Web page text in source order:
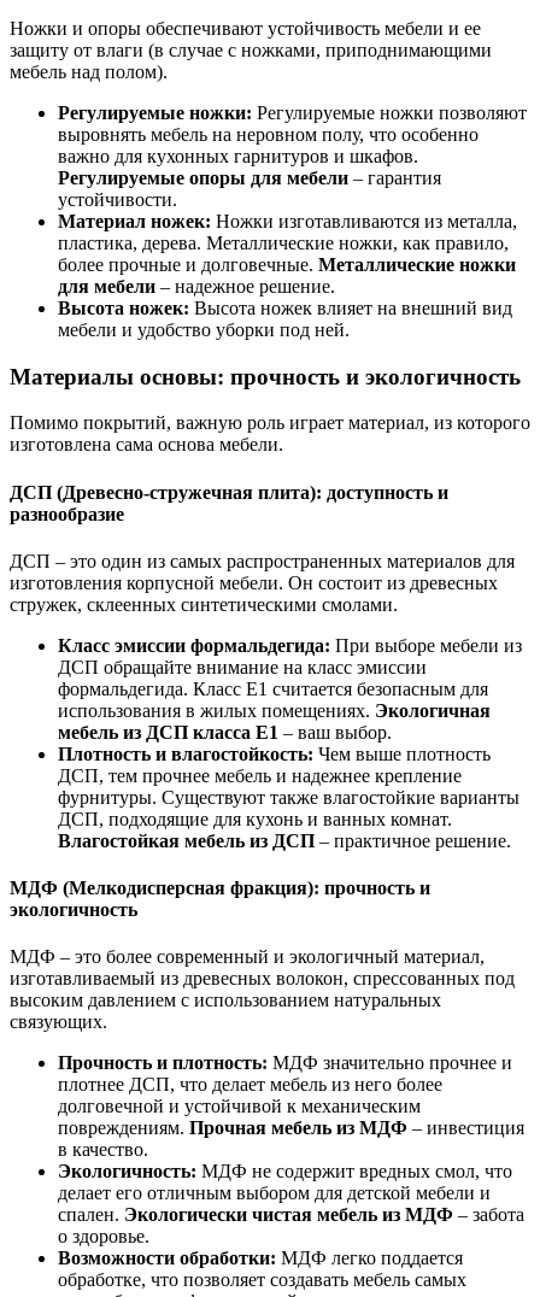
Ножки и опоры обеспечивают устойчивость мебели и ее
защиту от влаги (в случае с ножками, приподнимающими
мебель над полом).
Регулируемые ножки: Регулируемые ножки позволяют
выровнять мебель на неровном полу, что особенно
важно для кухонных гарнитуров и шкафов.
Регулируемые опоры для мебели – гарантия
устойчивости.
Материал ножек: Ножки изготавливаются из металла,
пластика, дерева. Металлические ножки, как правило,
более прочные и долговечные. Металлические ножки
для мебели – надежное решение.
Высота ножек: Высота ножек влияет на внешний вид
мебели и удобство уборки под ней.
Материалы основы: прочность и экологичность
Помимо покрытий, важную роль играет материал, из которого
изготовлена сама основа мебели.
ДСП (Древесно-стружечная плита): доступность и
разнообразие
ДСП – это один из самых распространенных материалов для
изготовления корпусной мебели. Он состоит из древесных
стружек, склеенных синтетическими смолами.
Класс эмиссии формальдегида: При выборе мебели из
ДСП обращайте внимание на класс эмиссии
формальдегида. Класс Е1 считается безопасным для
использования в жилых помещениях. Экологичная
мебель из ДСП класса Е1 – ваш выбор.
Плотность и влагостойкость: Чем выше плотность
ДСП, тем прочнее мебель и надежнее крепление
фурнитуры. Существуют также влагостойкие варианты
ДСП, подходящие для кухонь и ванных комнат.
Влагостойкая мебель из ДСП – практичное решение.
МДФ (Мелкодисперсная фракция): прочность и
экологичность
МДФ – это более современный и экологичный материал,
изготавливаемый из древесных волокон, спрессованных под
высоким давлением с использованием натуральных
связующих.
Прочность и плотность: МДФ значительно прочнее и
плотнее ДСП, что делает мебель из него более
долговечной и устойчивой к механическим
повреждениям. Прочная мебель из МДФ – инвестиция
в качество.
Экологичность: МДФ не содержит вредных смол, что
делает его отличным выбором для детской мебели и
спален. Экологически чистая мебель из МДФ – забота
о здоровье.
Возможности обработки: МДФ легко поддается
обработке, что позволяет создавать мебель самых